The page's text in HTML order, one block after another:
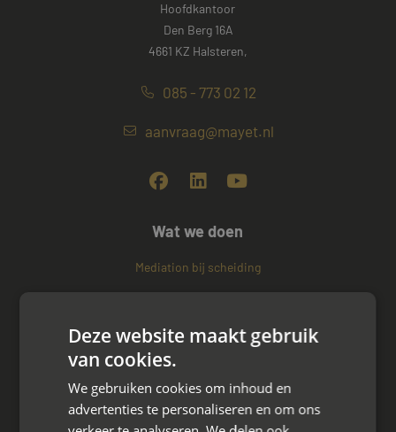
Hoofdkantoor
Den Berg 16A
4661 KZ Halsteren,
085 - 773 02 12
aanvraag@mayet.nl
Wat we doen
Mediation bij scheiding
Zakelijke mediation
Familie mediation
Vertrouwenspersoon
Deze website maakt gebruik
van cookies.
We gebruiken cookies om inhoud en
advertenties te personaliseren en om ons